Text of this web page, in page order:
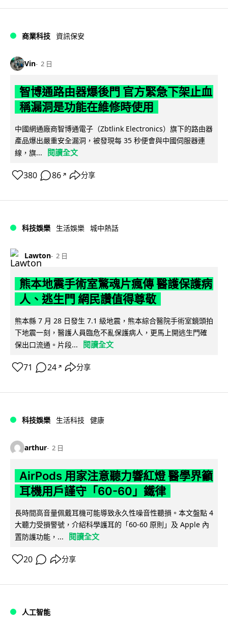
商業科技 資訊保安
Vin 2 日
智博通路由器爆後門 官方緊急下架止血
稱漏洞是功能在維修時使用
中國網通廠商智博通電子（Zbtlink Electronics）旗下的路由器
產品爆出嚴重安全漏洞，被發現每 35 秒便會與中國伺服器連
線，旗...
閱讀全文
380 86 ↗ 分享
科技娛樂 生活娛樂 城中熱話
Lawton 2 日
熊本地震手術室驚魂片瘋傳 醫護保護病
人、逃生門 網民讚值得尊敬
熊本縣 7 月 28 日發生 7.1 級地震，熊本綜合醫院手術室鏡頭拍
下地震一刻，醫護人員臨危不亂保護病人，更馬上開逃生門確
保出口流通。片段...
閱讀全文
71 24 ↗ 分享
科技娛樂 生活科技 健康
arthur 2 日
AirPods 用家注意聽力響紅燈 醫學界籲
耳機用戶謹守「60-60」鐵律
長時間高音量佩戴耳機可能導致永久性噪音性聽損。本文盤點 4
大聽力受損警號，介紹科學護耳的「60-60 原則」及 Apple 內
置防護功能，...
閱讀全文
20 分享
人工智能